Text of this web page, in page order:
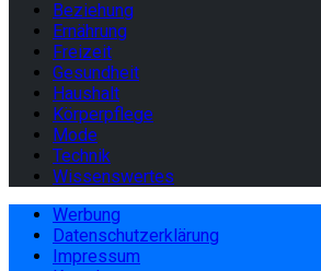
Beziehung
Ernährung
Freizeit
Gesundheit
Haushalt
Körperpflege
Mode
Technik
Wissenswertes
Werbung
Datenschutzerklärung
Impressum